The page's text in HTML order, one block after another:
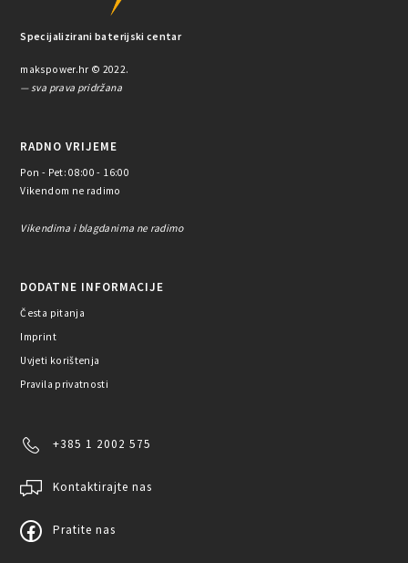
Specijalizirani baterijski centar
makspower.hr © 2022.
— sva prava pridržana
RADNO VRIJEME
Pon - Pet: 08:00 - 16:00
Vikendom ne radimo
Vikendima i blagdanima ne radimo
DODATNE INFORMACIJE
Česta pitanja
Imprint
Uvjeti korištenja
Pravila privatnosti
+385 1 2002 575
Kontaktirajte nas
Pratite nas